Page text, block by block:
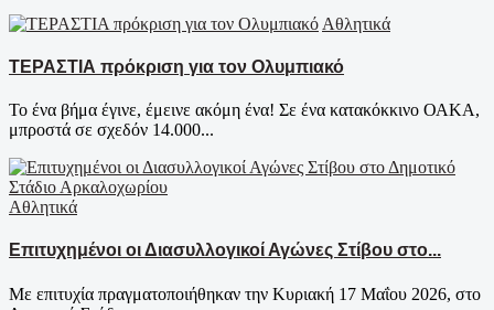
Αθλητικά
ΤΕΡΑΣΤΙΑ πρόκριση για τον Ολυμπιακό
Το ένα βήμα έγινε, έμεινε ακόμη ένα! Σε ένα κατακόκκινο ΟΑΚΑ,
μπροστά σε σχεδόν 14.000...
Αθλητικά
Επιτυχημένοι οι Διασυλλογικοί Αγώνες Στίβου στο...
Με επιτυχία πραγματοποιήθηκαν την Κυριακή 17 Μαΐου 2026, στο